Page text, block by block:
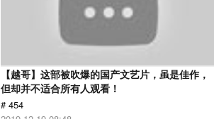
【越哥】这部被吹爆的国产文艺片，虽是佳作，
但却并不适合所有人观看！
# 454